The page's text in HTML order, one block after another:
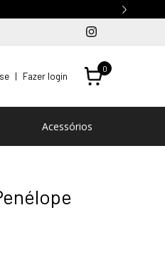
| Fazer login
0
Acessórios